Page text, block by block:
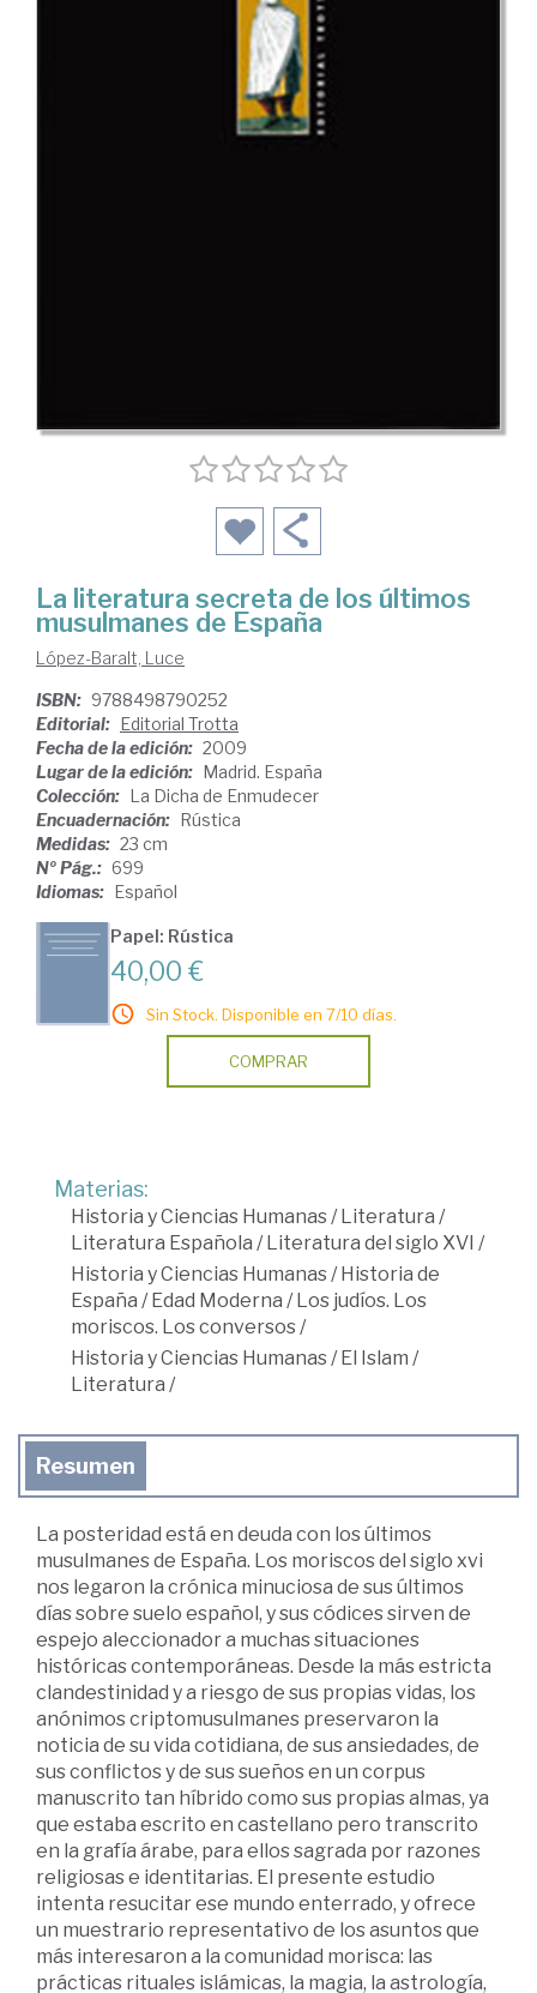
La literatura secreta de los últimos
musulmanes de España
López-Baralt, Luce
ISBN: 9788498790252
Editorial: Editorial Trotta
Fecha de la edición: 2009
Lugar de la edición: Madrid. España
Colección: La Dicha de Enmudecer
Encuadernación: Rústica
Medidas: 23 cm
Nº Pág.: 699
Idiomas: Español
Papel: Rústica
40,00 €
Sin Stock. Disponible en 7/10 días.
COMPRAR
Materias:
Historia y Ciencias Humanas/ Literatura /
Literatura Española / Literatura del siglo XVI /
Historia y Ciencias Humanas/ Historia de
España / Edad Moderna / Los judíos. Los
moriscos. Los conversos/
Historia y Ciencias Humanas/ El Islam /
Literatura /
Resumen
La posteridad está en deuda con los últimos
musulmanes de España. Los moriscos del siglo xvi
nos legaron la crónica minuciosa de sus últimos
días sobre suelo español, y sus códices sirven de
espejo aleccionador a muchas situaciones
históricas contemporáneas. Desde la más estricta
clandestinidad y a riesgo de sus propias vidas, los
anónimos criptomusulmanes preservaron la
noticia de su vida cotidiana, de sus ansiedades, de
sus conflictos y de sus sueños en un corpus
manuscrito tan híbrido como sus propias almas, ya
que estaba escrito en castellano pero transcrito
en la grafía árabe, para ellos sagrada por razones
religiosas e identitarias. El presente estudio
intenta resucitar ese mundo enterrado, y ofrece
un muestrario representativo de los asuntos que
más interesaron a la comunidad morisca: las
prácticas rituales islámicas, la magia, la astrología,